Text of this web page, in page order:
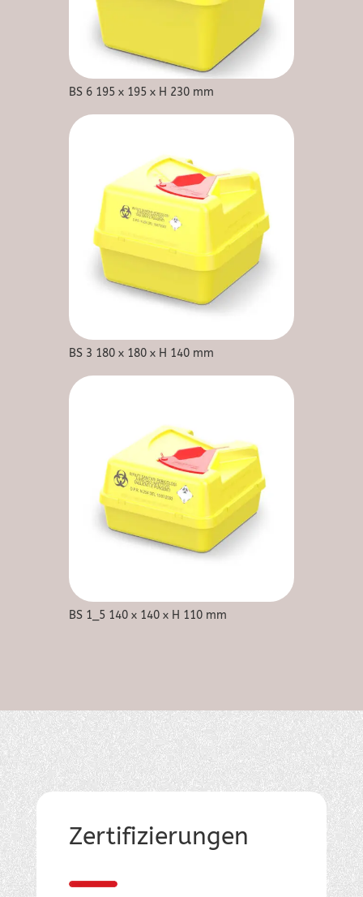
BS 6 195 x 195 x H 230 mm
BS 3 180 x 180 x H 140 mm
BS 1_5 140 x 140 x H 110 mm
Zertifizierungen